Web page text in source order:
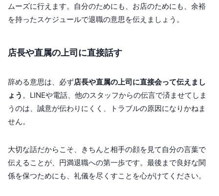
ムーズに行えます。自分のためにも、お店のためにも、余裕
を持ったスケジュールで退職の意思を伝えましょう。
店長や直属の上司に直接話す
辞める意思は、必ず店長や直属の上司に直接会って伝えまし
ょう 。LINEや電話、他のスタッフからの伝言で済ませてしま
うのは、誠意が伝わりにくく、トラブルの原因になりかねま
せん。
大切な話だからこそ、きちんと相手の顔を見て自分の言葉で
伝えることが、円満退職への第一歩です。最後まで良好な関
係を保つためにも、礼儀を尽くすことを心がけてください。